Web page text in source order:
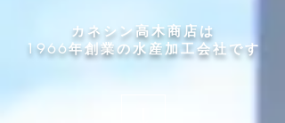
カネシン高木商店は
1966年創業の​水産加工会社です